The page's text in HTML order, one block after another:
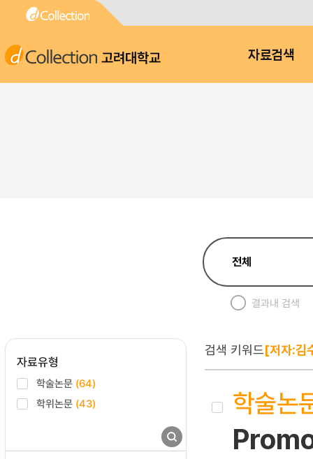
고려대학교 자료검색
결과내 검색
자료유형
학술논문 (64)
학위논문 (43)
검색 키워드[저자:김
학술논